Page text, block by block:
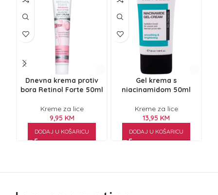
Dnevna krema protiv
bora Retinol Forte 50ml
Kreme za lice
9,95 KM
DODAJ U KOŠARICU
Gel krema s
niacinamidom 50ml
Kreme za lice
13,95 KM
DODAJ U KOŠARICU